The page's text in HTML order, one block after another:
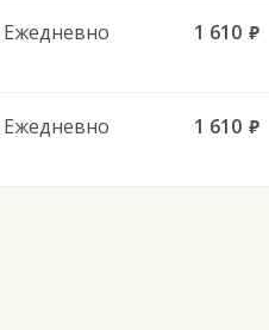
Ежедневно 1 610 руб.
Ежедневно 1 610 руб.